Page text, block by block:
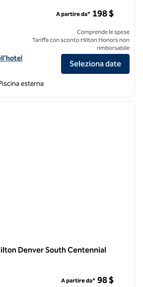
The Inverness Denver, a Hilton Golf &
A partire da* 198 $
Comprende le spese
Tariffa con sconto Hilton Honors non
rimborsabile
Seleziona date
esterna
Denver South Centennial
A partire da* 98 $